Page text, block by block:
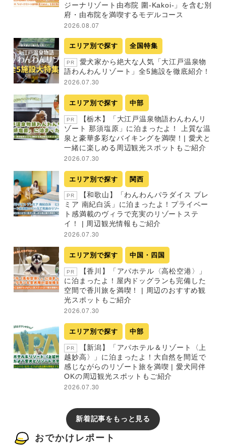
ジーナリゾート由布院 圍-Kakoi-」を含む別
府・由布院を満喫するモデルコース
2026.08.07
エリア別で探す 全国特集
PR
愛犬家から絶大な人気「大江戸温泉物
語わんわんリゾート」全5施設を徹底紹介！
2026.07.30
エリア別で探す 中部
PR
【栃木】「大江戸温泉物語わんわんリ
ゾート 那須塩原」に泊まったよ！ 上質な温
泉と豪華多彩なバイキングを満喫！| 愛犬と
一緒に楽しめる周辺観光スポットもご紹介
2026.07.30
エリア別で探す 関西
PR
【和歌山】「わんわんパラダイス プレ
ミア 南紀白浜」に泊まったよ！プライベー
ト感満載のヴィラで充実のリゾートステ
イ！ | 周辺観光情報もご紹介
2026.07.30
エリア別で探す 中国・四国
PR
【香川】「アパホテル〈高松空港〉」
に泊まったよ！屋内ドッグランも完備した
空間で香川旅を満喫！ | 周辺のおすすめ観
光スポットもご紹介
2026.07.30
エリア別で探す 中部
PR
【新潟】「アパホテル＆リゾート〈上
越妙高〉」に泊まったよ！大自然を間近で
感じながらのリゾート旅を満喫 | 愛犬同伴
OKの周辺観光スポットもご紹介
2026.07.30
新着記事をもっと見る
おでかけレポート